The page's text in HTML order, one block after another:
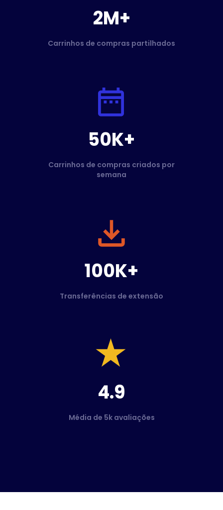
2M+
Carrinhos de compras partilhados
50K+
Carrinhos de compras criados por
semana
100K+
Transferências de extensão
4.9
Média de 5k avaliações